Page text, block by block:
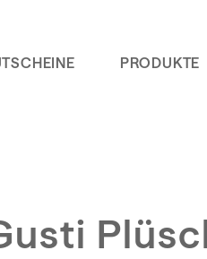
PRODUKTE